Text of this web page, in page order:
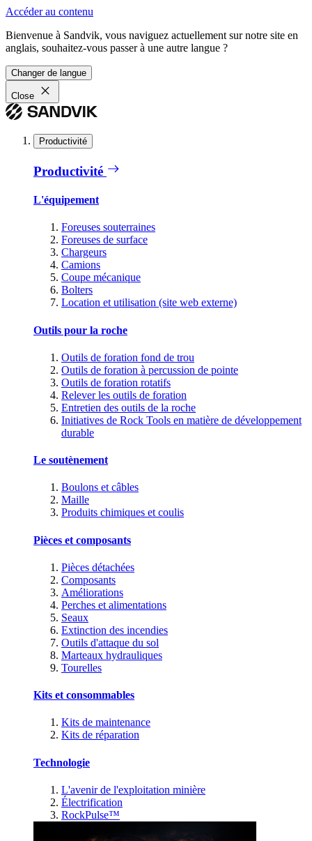
Accéder au contenu
Bienvenue à Sandvik, vous naviguez actuellement sur notre site en
anglais, souhaitez-vous passer à une autre langue ?
Changer de langue
Close
Productivité
Productivité
L'équipement
Foreuses souterraines
Foreuses de surface
Chargeurs
Camions
Coupe mécanique
Bolters
Location et utilisation (site web externe)
Outils pour la roche
Outils de foration fond de trou
Outils de foration à percussion de pointe
Outils de foration rotatifs
Relever les outils de foration
Entretien des outils de la roche
Initiatives de Rock Tools en matière de développement
durable
Le soutènement
Boulons et câbles
Maille
Produits chimiques et coulis
Pièces et composants
Pièces détachées
Composants
Améliorations
Perches et alimentations
Seaux
Extinction des incendies
Outils d'attaque du sol
Marteaux hydrauliques
Tourelles
Kits et consommables
Kits de maintenance
Kits de réparation
Technologie
L'avenir de l'exploitation minière
Électrification
RockPulse™